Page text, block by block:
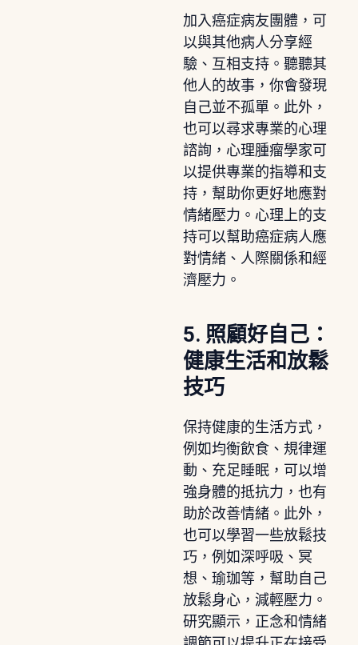
加入癌症病友團體，可
以與其他病人分享經
驗、互相支持。聽聽其
他人的故事，你會發現
自己並不孤單。此外，
也可以尋求專業的心理
諮詢，心理腫瘤學家可
以提供專業的指導和支
持，幫助你更好地應對
情緒壓力。心理上的支
持可以幫助癌症病人應
對情緒、人際關係和經
濟壓力。
5. 照顧好自己：
健康生活和放鬆
技巧
保持健康的生活方式，
例如均衡飲食、規律運
動、充足睡眠，可以增
強身體的抵抗力，也有
助於改善情緒。此外，
也可以學習一些放鬆技
巧，例如深呼吸、冥
想、瑜珈等，幫助自己
放鬆身心，減輕壓力。
研究顯示，正念和情緒